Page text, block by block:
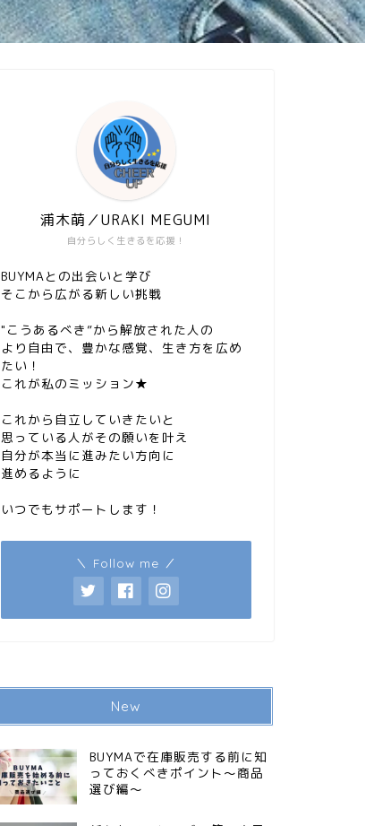
自分らしく生きるを応援！
浦木萌／URAKI MEGUMI
BUYMAとの出会いと学び
そこから広がる新しい挑戦
"こうあるべき”から解放された人の
より自由で、豊かな感覚、生き方を広め
たい！
これが私のミッション★
これから自立していきたいと
思っている人がその願いを叶え
自分が本当に進みたい方向に
進めるように
いつでもサポートします！
＼ Follow me ／
New
BUYMAで在庫販売する前に知
っておくべきポイント〜商品
選び編〜